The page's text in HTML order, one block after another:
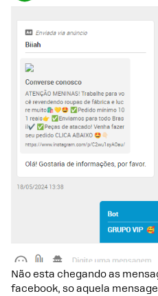
Não esta chegando as
facebook, so aquela